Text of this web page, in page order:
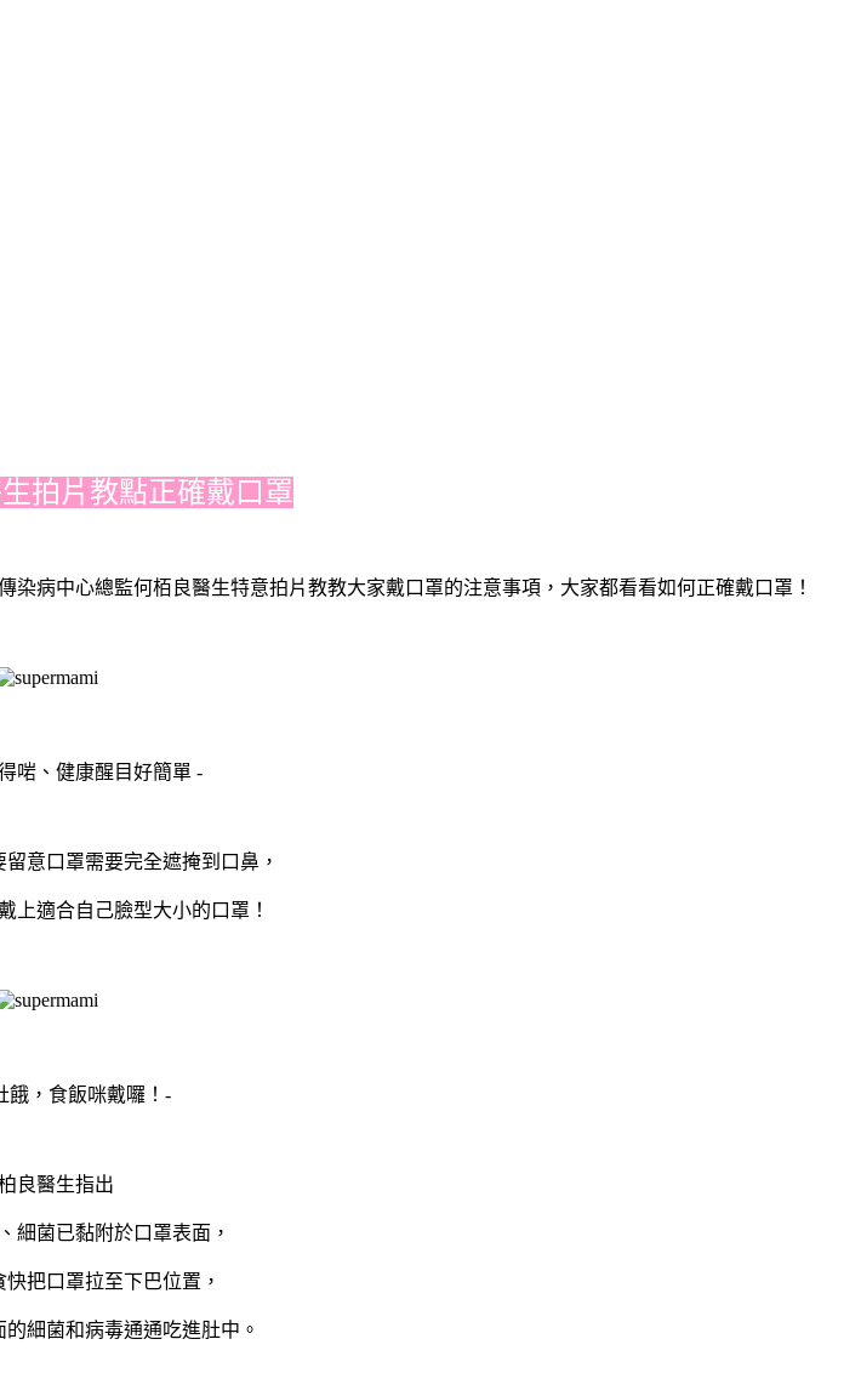
拍片教點正確戴口罩
病中心總監何栢良醫生特意拍片教教大家戴口罩的注意事項，大家都看看如何正確戴口罩！
啱、健康醒目好簡單 -
意口罩需要完全遮掩到口鼻，
上適合自己臉型大小的口罩！
餓，食飯咪戴囉！-
良醫生指出
細菌已黏附於口罩表面，
把口罩拉至下巴位置，
細菌和病毒通通吃進肚中。